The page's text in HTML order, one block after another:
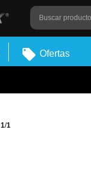
Ofertas
1/1